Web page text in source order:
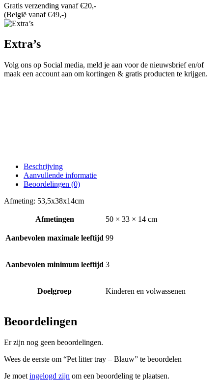
Gratis verzending vanaf €20,-
(België vanaf €49,-)
Extra’s
Volg ons op Social media, meld je aan voor de nieuwsbrief en/of
maak een account aan om kortingen & gratis producten te krijgen.
Beschrijving
Aanvullende informatie
Beoordelingen (0)
Afmeting: 53,5x38x14cm
Afmetingen 50 × 33 × 14 cm
Aanbevolen maximale leeftijd 99
Aanbevolen minimum leeftijd 3
Doelgroep Kinderen en volwassenen
Beoordelingen
Er zijn nog geen beoordelingen.
Wees de eerste om “Pet litter tray – Blauw” te beoordelen
Je moet ingelogd zijn om een beoordeling te plaatsen.